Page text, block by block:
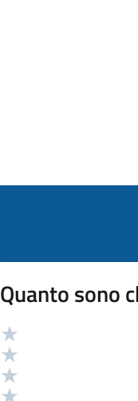
Quanto sono
Valutazione